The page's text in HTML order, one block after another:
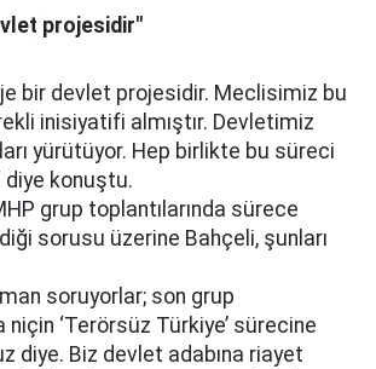
projesidir"
bir devlet projesidir. Meclisimiz bu
inisiyatifi almıştır. Devletimiz
yürütüyor. Hep birlikte bu süreci
konuştu.
grup toplantılarında sürece
sorusu üzerine Bahçeli, şunları
soruyorlar; son grup
niçin ‘Terörsüz Türkiye’ sürecine
diye. Biz devlet adabına riayet